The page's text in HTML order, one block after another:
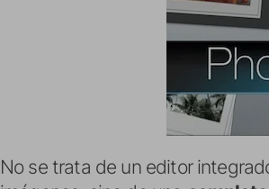
No se trata de un editor